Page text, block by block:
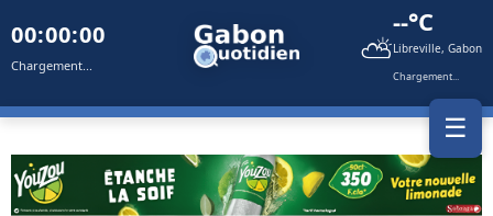
00:00:00
Chargement... ⛅
--°C
Libreville, Gabon
Chargement...
☰